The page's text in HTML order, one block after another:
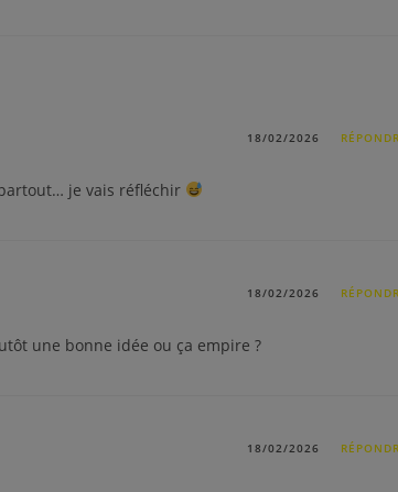
18/02/2026
je vais réfléchir
18/02/2026
une bonne idée ou ça empire ?
18/02/2026